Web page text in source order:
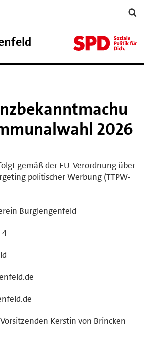
2026
gemäß der EU-Verordnung über
politischer Werbung (TTPW-
Burglengenfeld
4
Kerstin von Brincken